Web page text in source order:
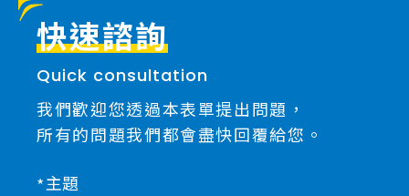
快速諮詢
Quick consultation
我們歡迎您透過本表單提出問題，
所有的問題我們都會盡快回覆給您。
主題